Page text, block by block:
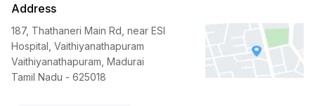
Address
187, Thathaneri Main Rd, near ESI
Hospital, Vaithiyanathapuram
Vaithiyanathapuram, Madurai
Tamil Nadu - 625018